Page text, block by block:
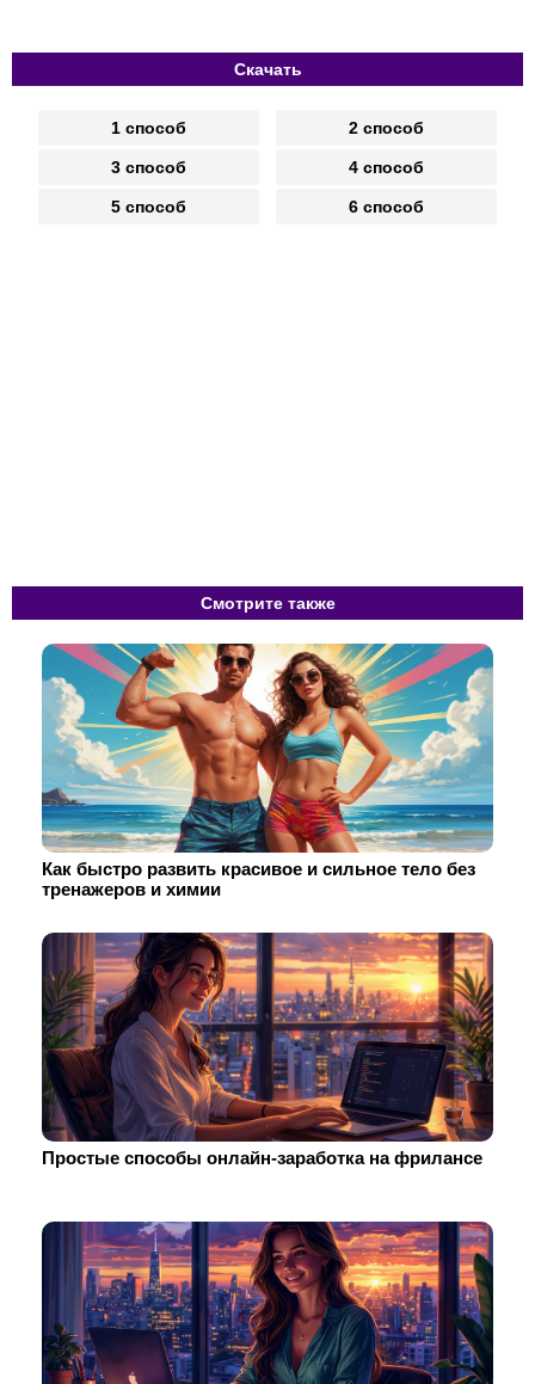
Скачать
1 способ 2 способ
3 способ 4 способ
5 способ 6 способ
Смотрите также
Как быстро развить красивое и сильное тело без
тренажеров и химии
Простые способы онлайн-заработка на фрилансе